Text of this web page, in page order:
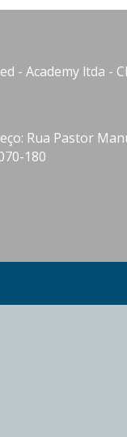
- Academy ltda -
Rua Pastor
180